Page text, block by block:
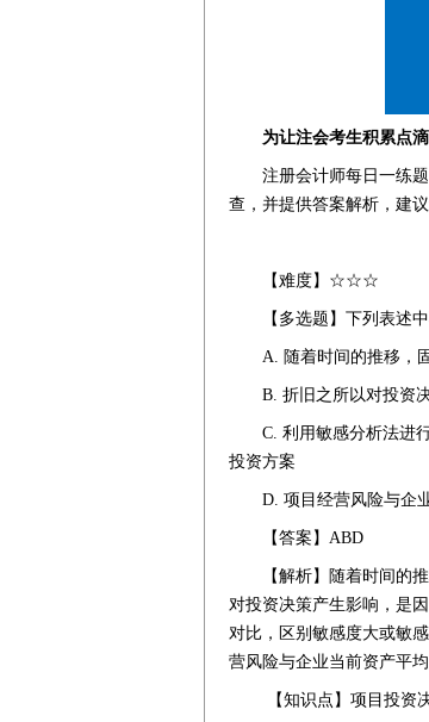
为让注会考生积累点
注册会计师每日一练题
查，并提供答案解析，建
【难度】☆☆☆
【多选题】下列表述
A. 随着时间的推移，
B. 折旧之所以对投资
C. 利用敏感分析法进
投资方案
D. 项目经营风险与企
【答案】ABD
【解析】随着时间的
对投资决策产生影响，是
对比，区别敏感度大或敏
营风险与企业当前资产平
【知识点】项目投资